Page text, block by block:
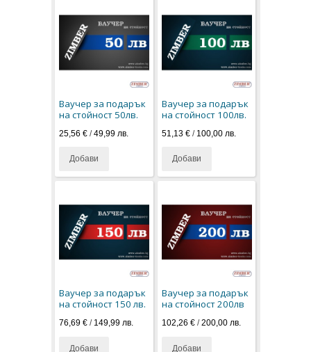
Ваучер за подарък
на стойност 50лв.
25,56 € /49,99 лв.
Добави
Ваучер за подарък
на стойност 100лв.
51,13 €/ 100,00 лв.
Добави
Ваучер за подарък
на стойност 150 лв.
76,69 € / 149,99 лв.
Добави
Ваучер за подарък
на стойност 200лв
102,26 €/200,00 лв.
Добави